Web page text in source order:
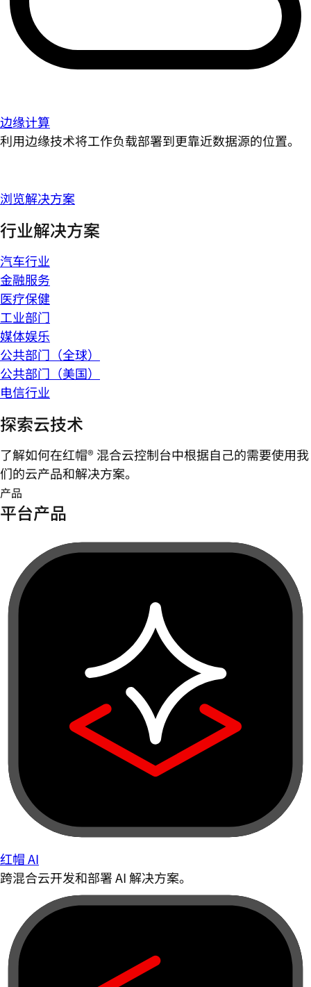
边缘计算
利用边缘技术将工作负载部署到更靠近数据源的位置。
浏览解决方案
行业解决方案
汽车行业
金融服务
医疗保健
工业部门
媒体娱乐
公共部门（全球）
公共部门（美国）
电信行业
探索云技术
了解如何在红帽® 混合云控制台中根据自己的需要使用我
们的云产品和解决方案。
产品
平台产品
红帽 AI
跨混合云开发和部署 AI 解决方案。